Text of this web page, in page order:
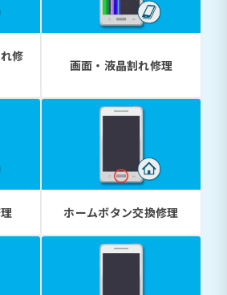
修
画面・液晶割れ修理
ホームボタン交換修理